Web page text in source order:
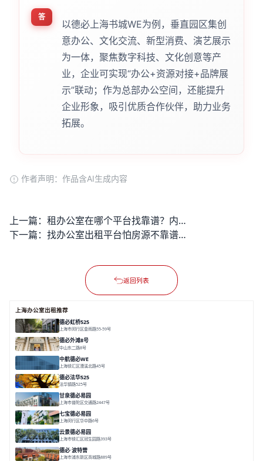
答
以德必上海书城WE为例，垂直园区集创
意办公、文化交流、新型消费、演艺展示
为一体，聚焦数字科技、文化创意等产
业，企业可实现“办公+资源对接+品牌展
示”联动；作为总部办公空间，还能提升
企业形象，吸引优质合作伙伴，助力业务
拓展。
作者声明：作品含AI生成内容
上一篇：
租办公室在哪个平台找靠谱？内行人分享3个省心又有真实房源的渠道
下一篇：
找办公室出租平台怕房源不靠谱？怕收费踩坑到底该怎么选？
返回列表
上海办公室出租推荐
德必虹桥525
上海市闵行区金雨路55-59号
德必外滩8号
中山东二路8号
中航德必WE
上海徐汇区漕溪北路45号
德必法华525
法华镇路525号
甘泉德必易园
上海市普陀区交通路2447号
七宝德必易园
上海闵行区华中路6号
云景德必易园
上海市徐汇区冠生园路393号
德必·波特营
上海市浦东新区商城路889号